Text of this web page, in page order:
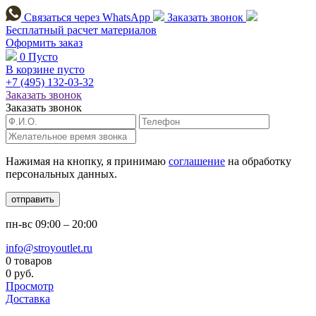
Связаться через WhatsApp
Заказать звонок
Бесплатный расчет материалов
Оформить заказ
0 Пусто
В корзине пусто
+7 (495) 132-03-32
Заказать звонок
Заказать звонок
Нажимая на кнопку, я принимаю соглашение на обработку
персональных данных.
отправить
пн-вс 09:00 – 20:00
info@stroyoutlet.ru
0 товаров
0 руб.
Просмотр
Доставка